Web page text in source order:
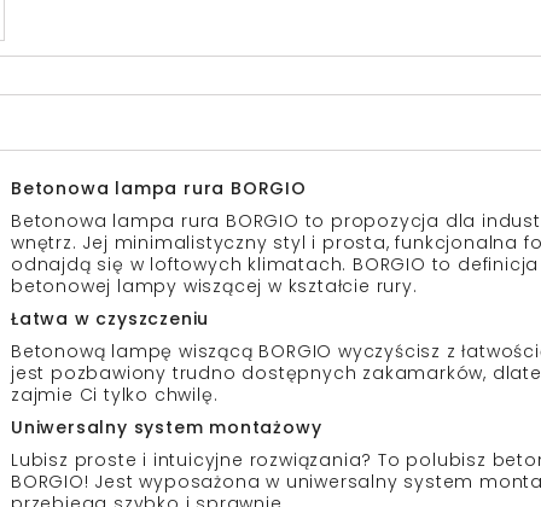
Betonowa lampa rura BORGIO
Betonowa lampa rura BORGIO to propozycja dla
wnętrz. Jej minimalistyczny styl i prosta, funkcjonalna
odnajdą się w loftowych klimatach. BORGIO to definicja
betonowej lampy wiszącej w kształcie rury.
Łatwa w czyszczeniu
Betonową lampę wiszącą BORGIO wyczyścisz z
jest pozbawiony trudno dostępnych zakamarków,
zajmie Ci tylko chwilę.
Uniwersalny system montażowy
Lubisz proste i intuicyjne rozwiązania? To polubisz
BORGIO! Jest wyposażona w uniwersalny system